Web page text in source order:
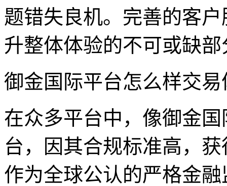
题错失良机。完善的客
升整体体验的不可或缺部
御金国际平台怎么样交
在众多平台中，像御金
台，因其合规标准高，
作为全球公认的严格金